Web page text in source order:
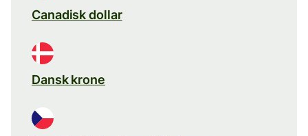
Canadisk dollar
Dansk krone